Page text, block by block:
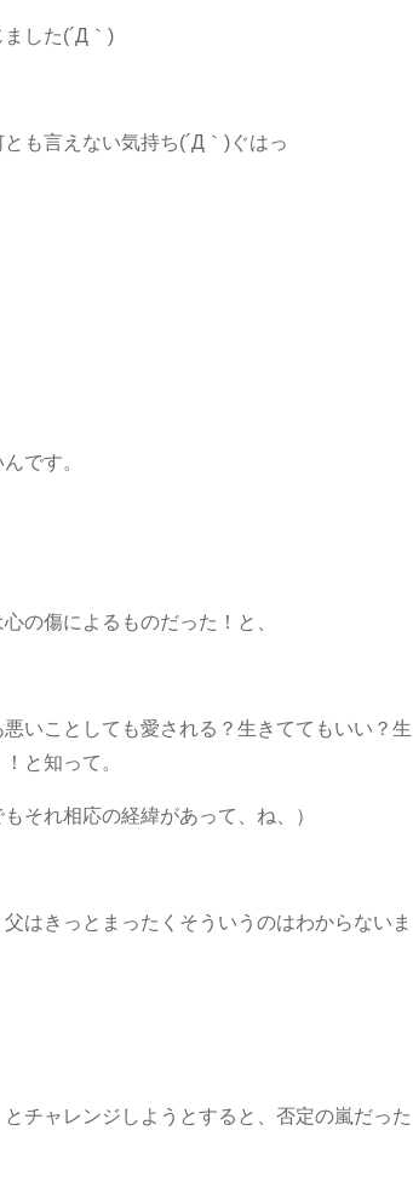
した(´Д｀)
も言えない気持ち(´Д｀)ぐはっ
です。
の傷によるものだった！と、
いことしても愛される？生きててもいい？生
と知って。
それ相応の経緯があって、ね、）
はきっとまったくそういうのはわからないま
チャレンジしようとすると、否定の嵐だった